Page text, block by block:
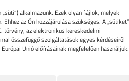
alkalmazunk. Ezek olyan fájlok, melyek
az Ön hozzájárulása szükséges. A
az elektronikus kereskedelmi
összefüggő szolgáltatások egyes kérdéseiről
Unió előírásainak megfelelően használjuk.
magánautósok is
üzemanyagot